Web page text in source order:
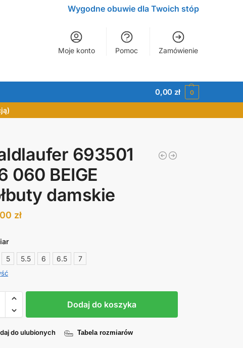
Wygodne obuwie dla Twoich stóp
Moje konto Pomoc Zamówienie
0,00zł 0
693501
060 BEIGE
damskie
zł
5 5.5 6 6.5 7
Dodaj do koszyka
do ulubionych Tabela rozmiarów